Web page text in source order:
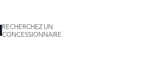
RECHERCHEZ UN
CONCESSIONNAIRE